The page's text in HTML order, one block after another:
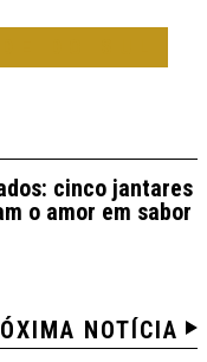
cinco jantares
o amor em sabor
NOTÍCIA